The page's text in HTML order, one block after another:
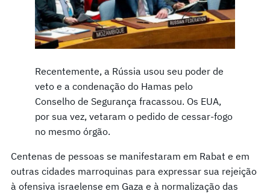
Recentemente, a Rússia usou seu poder de
veto e a condenação do Hamas pelo
Conselho de Segurança fracassou. Os EUA,
por sua vez, vetaram o pedido de cessar-fogo
no mesmo órgão.
Centenas de pessoas se manifestaram em Rabat e em
outras cidades marroquinas para expressar sua rejeição
à ofensiva israelense em Gaza e à normalização das